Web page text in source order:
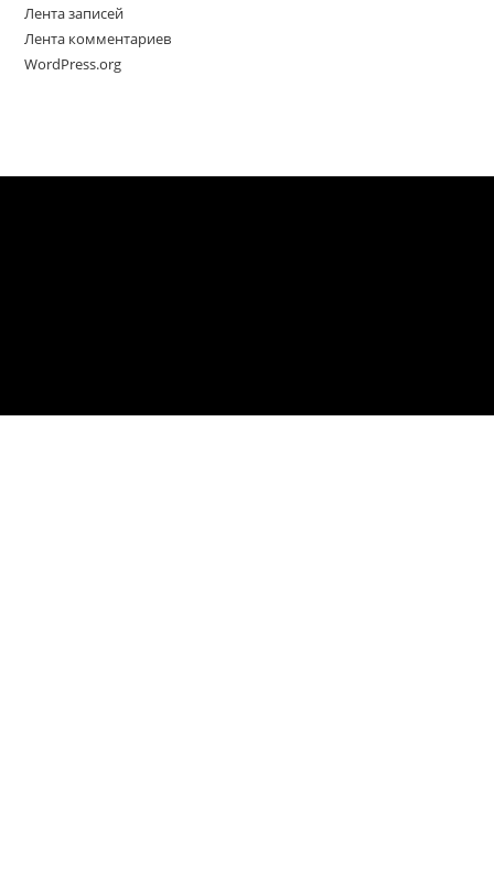
Лента записей
Лента комментариев
WordPress.org